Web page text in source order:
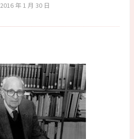
2016 年 1 月 30 日